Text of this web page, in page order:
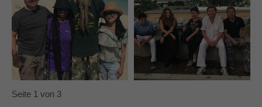
Seite 1 von 3